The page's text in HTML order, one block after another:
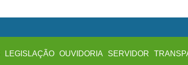
LEGISLAÇÃO OUVIDORIA SERVIDOR